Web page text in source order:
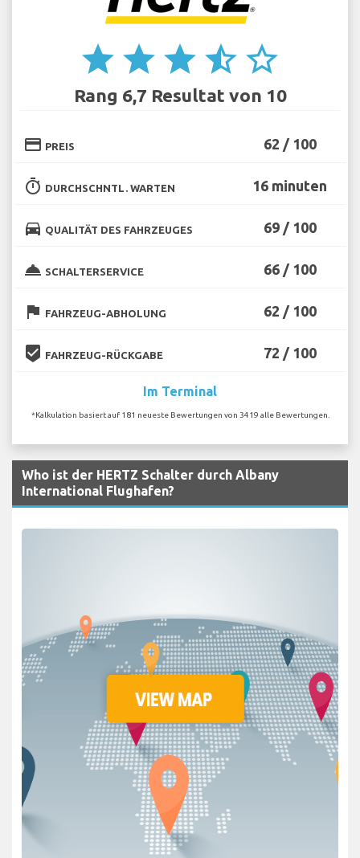
star star star star_half star_border
Rang 6,7 Resultat von 10
credit_card PREIS 62 / 100
timer DURCHSCHNTL. WARTEN 16 minuten
directions_car QUALITÄT DES FAHRZEUGES 69 / 100
room_service SCHALTERSERVICE 66 / 100
flag FAHRZEUG-ABHOLUNG 62 / 100
beenhere FAHRZEUG-RÜCKGABE 72 / 100
Im Terminal
*Kalkulation basiert auf 181 neueste Bewertungen von 3419 alle Bewertungen.
Who ist der HERTZ Schalter durch Albany
International Flughafen?